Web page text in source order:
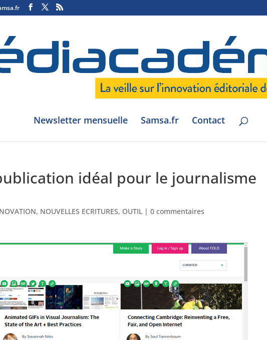
Newsletter mensuelle Samsa.fr Contact
idéal pour le journalisme
, NOUVELLES ECRITURES, OUTIL | 0 commentaires